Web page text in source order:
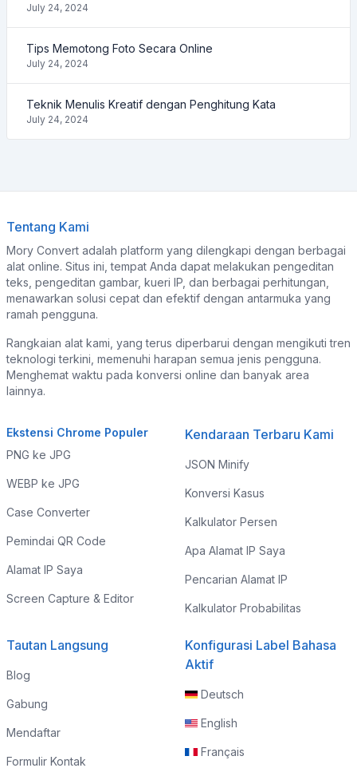
July 24, 2024
Tips Memotong Foto Secara Online
July 24, 2024
Teknik Menulis Kreatif dengan Penghitung Kata
July 24, 2024
Tentang Kami
Mory Convert adalah platform yang dilengkapi dengan berbagai
alat online. Situs ini, tempat Anda dapat melakukan pengeditan
teks, pengeditan gambar, kueri IP, dan berbagai perhitungan,
menawarkan solusi cepat dan efektif dengan antarmuka yang
ramah pengguna.
Rangkaian alat kami, yang terus diperbarui dengan mengikuti tren
teknologi terkini, memenuhi harapan semua jenis pengguna.
Menghemat waktu pada konversi online dan banyak area
lainnya.
Ekstensi Chrome Populer
PNG ke JPG
WEBP ke JPG
Case Converter
Pemindai QR Code
Alamat IP Saya
Screen Capture & Editor
Kendaraan Terbaru Kami
JSON Minify
Konversi Kasus
Kalkulator Persen
Apa Alamat IP Saya
Pencarian Alamat IP
Kalkulator Probabilitas
Tautan Langsung
Blog
Gabung
Mendaftar
Formulir Kontak
Konfigurasi Label Bahasa
Aktif
Deutsch
English
Français